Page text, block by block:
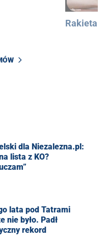
Rakieta
dla Niezalezna.pl:
lista z KO?
lata pod Tatrami
nie było. Padł
rekord